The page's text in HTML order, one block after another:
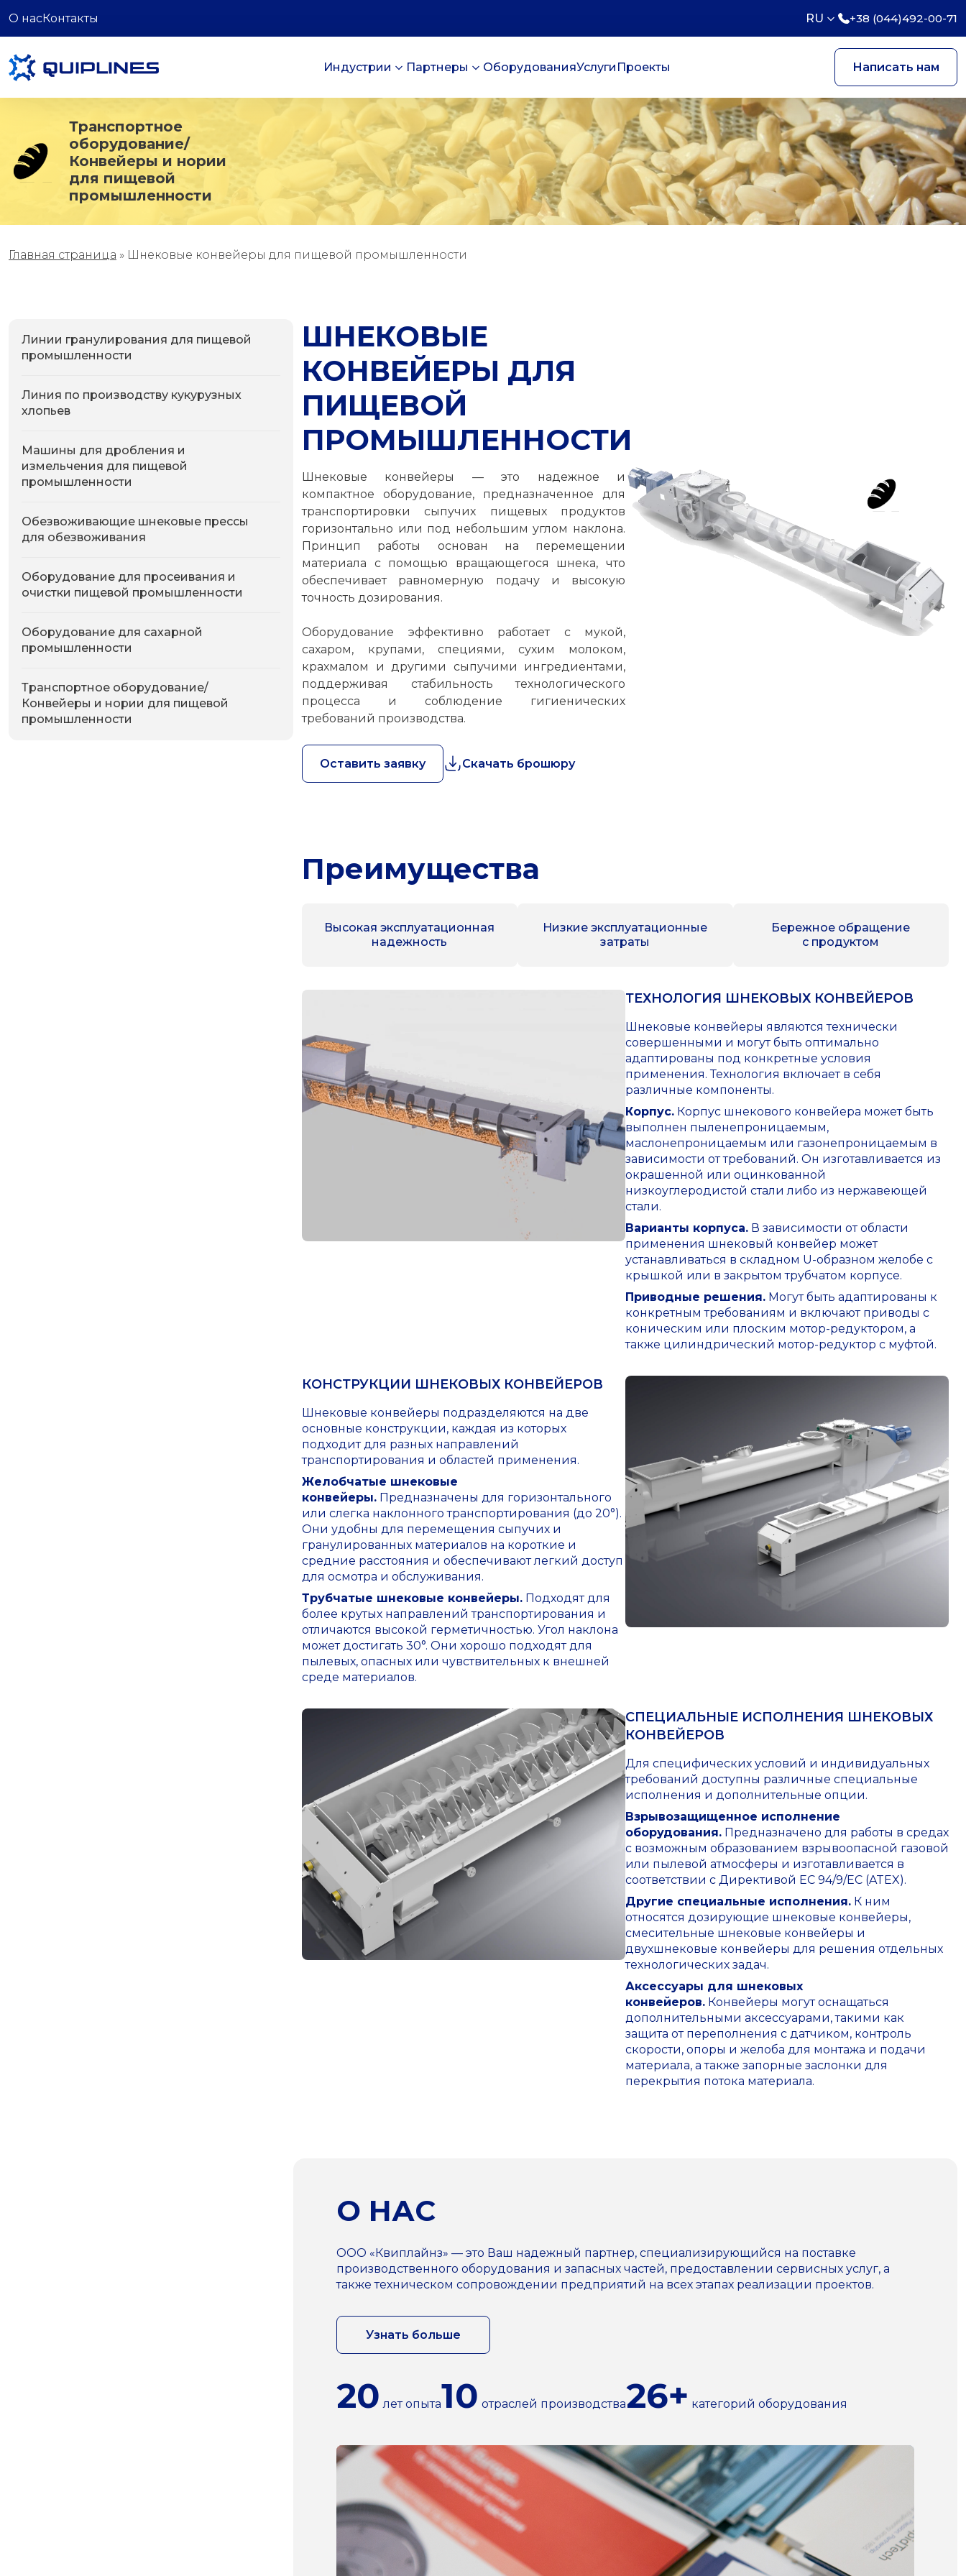
О насКонтакты RU +38 (044)492-00-71
Индустрии Партнеры ОборудованияУслуги Проекты Написать нам
Транспортное
оборудование/
Конвейеры и нории
для пищевой
промышленности
Главная страница » Шнековые конвейеры для пищевой промышленности
Линии гранулирования для пищевой
промышленности
Линия по производству кукурузных
хлопьев
Машины для дробления и
измельчения для пищевой
промышленности
Обезвоживающие шнековые прессы
для обезвоживания
Оборудование для просеивания и
очистки пищевой промышленности
Оборудование для сахарной
промышленности
Транспортное оборудование/
Конвейеры и нории для пищевой
промышленности
ШНЕКОВЫЕ
КОНВЕЙЕРЫ ДЛЯ
ПИЩЕВОЙ
ПРОМЫШЛЕННОСТИ
Шнековые конвейеры — это надежное и
компактное оборудование, предназначенное для
транспортировки сыпучих пищевых продуктов
горизонтально или под небольшим углом наклона.
Принцип работы основан на перемещении
материала с помощью вращающегося шнека, что
обеспечивает равномерную подачу и высокую
точность дозирования.
Оборудование эффективно работает с мукой,
сахаром, крупами, специями, сухим молоком,
крахмалом и другими сыпучими ингредиентами,
поддерживая стабильность технологического
процесса и соблюдение гигиенических
требований производства.
Оставить заявку Скачать брошюру
Преимущества
Высокая эксплуатационная
надежность
Низкие эксплуатационные
затраты
Бережное обращение
с продуктом
ТЕХНОЛОГИЯ ШНЕКОВЫХ КОНВЕЙЕРОВ
Шнековые конвейеры являются технически
совершенными и могут быть оптимально
адаптированы под конкретные условия
применения. Технология включает в себя
различные компоненты.
Корпус. Корпус шнекового конвейера может быть
выполнен пыленепроницаемым,
маслонепроницаемым или газонепроницаемым в
зависимости от требований. Он изготавливается из
окрашенной или оцинкованной
низкоуглеродистой стали либо из нержавеющей
стали.
Варианты корпуса. В зависимости от области
применения шнековый конвейер может
устанавливаться в складном U-образном желобе с
крышкой или в закрытом трубчатом корпусе.
Приводные решения. Могут быть адаптированы к
конкретным требованиям и включают приводы с
коническим или плоским мотор-редуктором, а
также цилиндрический мотор-редуктор с муфтой.
КОНСТРУКЦИИ ШНЕКОВЫХ КОНВЕЙЕРОВ
Шнековые конвейеры подразделяются на две
основные конструкции, каждая из которых
подходит для разных направлений
транспортирования и областей применения.
Желобчатые шнековые
конвейеры. Предназначены для горизонтального
или слегка наклонного транспортирования (до 20°).
Они удобны для перемещения сыпучих и
гранулированных материалов на короткие и
средние расстояния и обеспечивают легкий доступ
для осмотра и обслуживания.
Трубчатые шнековые конвейеры. Подходят для
более крутых направлений транспортирования и
отличаются высокой герметичностью. Угол наклона
может достигать 30°. Они хорошо подходят для
пылевых, опасных или чувствительных к внешней
среде материалов.
СПЕЦИАЛЬНЫЕ ИСПОЛНЕНИЯ ШНЕКОВЫХ
КОНВЕЙЕРОВ
Для специфических условий и индивидуальных
требований доступны различные специальные
исполнения и дополнительные опции.
Взрывозащищенное исполнение
оборудования. Предназначено для работы в средах
с возможным образованием взрывоопасной газовой
или пылевой атмосферы и изготавливается в
соответствии с Директивой ЕС 94/9/EC (ATEX).
Другие специальные исполнения. К ним
относятся дозирующие шнековые конвейеры,
смесительные шнековые конвейеры и
двухшнековые конвейеры для решения отдельных
технологических задач.
Аксессуары для шнековых
конвейеров. Конвейеры могут оснащаться
дополнительными аксессуарами, такими как
защита от переполнения с датчиком, контроль
скорости, опоры и желоба для монтажа и подачи
материала, а также запорные заслонки для
перекрытия потока материала.
О НАС
ООО «Квиплайнз» — это Ваш надежный партнер, специализирующийся на поставке
производственного оборудования и запасных частей, предоставлении сервисных услуг, а
также техническом сопровождении предприятий на всех этапах реализации проектов.
Узнать больше
20 лет опыта10 отраслей производства26+ категорий оборудования